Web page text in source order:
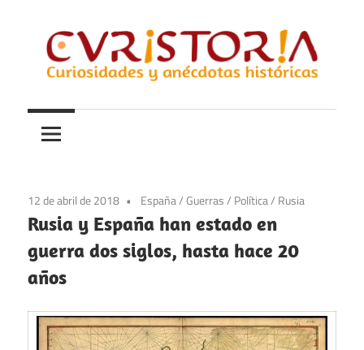
contenido
Curistoria
y
anécdotas
historia
12 de abril de 2018 España/Guerras/ Política/ Rusia
Rusia y España han estado en
guerra dos siglos, hasta hace 20
años